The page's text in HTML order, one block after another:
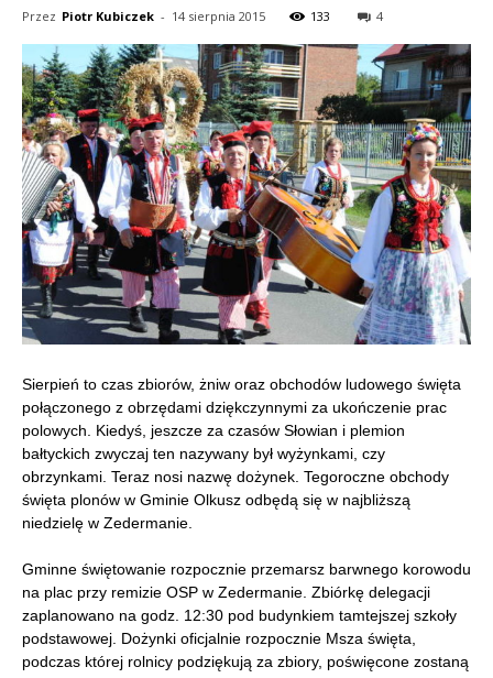
Przez Piotr Kubiczek - 14 sierpnia 2015 133 4
Sierpień to czas zbiorów, żniw oraz obchodów ludowego święta
połączonego z obrzędami dziękczynnymi za ukończenie prac
polowych. Kiedyś, jeszcze za czasów Słowian i plemion
bałtyckich zwyczaj ten nazywany był wyżynkami, czy
obrzynkami. Teraz nosi nazwę dożynek. Tegoroczne obchody
święta plonów w Gminie Olkusz odbędą się w najbliższą
niedzielę w Zedermanie.
Gminne świętowanie rozpocznie przemarsz barwnego korowodu
na plac przy remizie OSP w Zedermanie. Zbiórkę delegacji
zaplanowano na godz. 12:30 pod budynkiem tamtejszej szkoły
podstawowej. Dożynki oficjalnie rozpocznie Msza święta,
podczas której rolnicy podziękują za zbiory, poświęcone zostaną